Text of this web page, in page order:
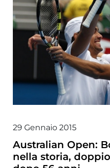
29 Gennaio 2015
Australian Open:
nella storia,